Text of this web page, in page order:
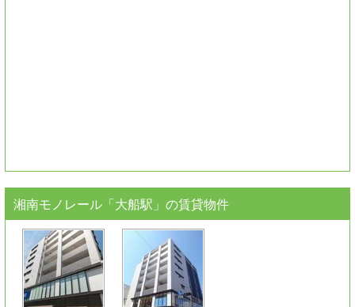
湘南モノレール「大船駅」 の賃貸物件